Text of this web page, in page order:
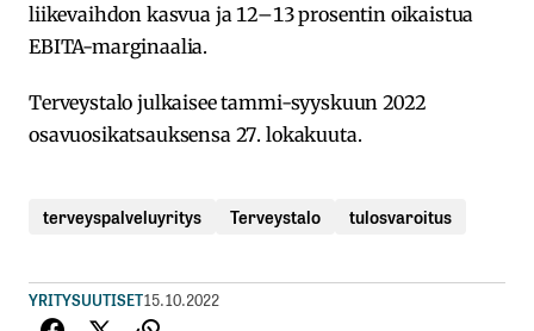
liikevaihdon kasvua ja 12–13 prosentin oikaistua
EBITA-marginaalia.
Terveystalo julkaisee tammi-syyskuun 2022
osavuosikatsauksensa 27. lokakuuta.
terveyspalveluyritys Terveystalo tulosvaroitus
YRITYSUUTISET15.10.2022